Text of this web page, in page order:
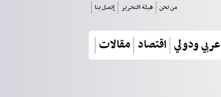
من نحن هيئة التحرير إتصل بنا
عربي ودولي اقتصاد مقالات